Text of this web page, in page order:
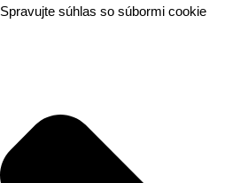
Spravujte súhlas so súbormi cookie